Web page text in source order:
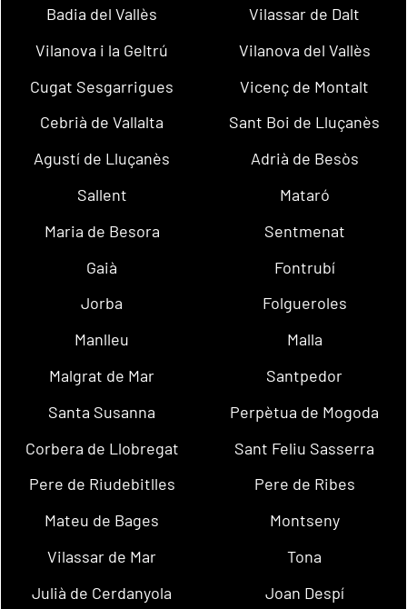
Badia del Vallès
Vilassar de Dalt
Vilanova i la Geltrú
Vilanova del Vallès
Cugat Sesgarrigues
Vicenç de Montalt
Cebrià de Vallalta
Sant Boi de Lluçanès
Agustí de Lluçanès
Adrià de Besòs
Sallent
Mataró
Maria de Besora
Sentmenat
Gaià
Fontrubí
Jorba
Folgueroles
Manlleu
Malla
Malgrat de Mar
Santpedor
Santa Susanna
Perpètua de Mogoda
Corbera de Llobregat
Sant Feliu Sasserra
Pere de Riudebitlles
Pere de Ribes
Mateu de Bages
Montseny
Vilassar de Mar
Tona
Julià de Cerdanyola
Joan Despí